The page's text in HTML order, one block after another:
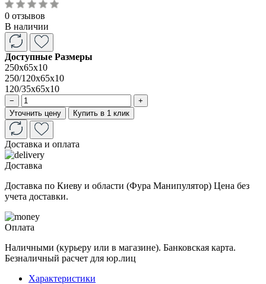
0 отзывов
В наличии
Доступные Размеры
250x65x10
250/120x65x10
120/35x65x10
−
+
Уточнить цену
Купить в 1 клик
Доставка и оплата
Доставка
Доставка по Киеву и области (Фура Манипулятор) Цена без
учета доставки.
Оплата
Наличными (курьеру или в магазине). Банковская карта.
Безналичный расчет для юр.лиц
Характеристики